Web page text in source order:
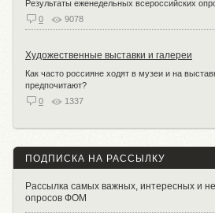
Результаты еженедельных всероссийских
0
9078
Художественные выставки и галереи
Как часто россияне ходят в музеи и на
предпочитают?
0
1337
ПОДПИСКА НА РАССЫЛКУ
Рассылка самых важных, интересных и
опросов ФОМ